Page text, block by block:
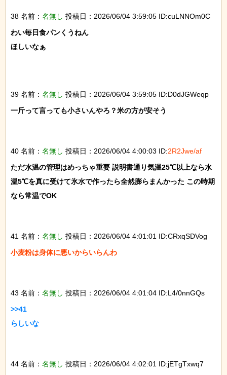
38 名前： 名無し 投稿日：2026/06/04 3:59:05 ID:cuLNNOm0C
わい毎日食パンくうねん
ほしいなぁ
39 名前： 名無し 投稿日：2026/06/04 3:59:05 ID:D0dJGWeqp
一斤って言っても小さいんやろ？米の方が安そう
40 名前： 名無し 投稿日：2026/06/04 4:00:03 ID:2R2Jwe/af
ただ水温の管理はめっちゃ重要 説明書通り気温25℃以上なら水
温5℃を真に受けて氷水で作ったら全然膨らまんかった この時期
なら常温でOK
41 名前： 名無し 投稿日：2026/06/04 4:01:01 ID:CRxqSDVog
小麦粉は身体に悪いからいらんわ
43 名前： 名無し 投稿日：2026/06/04 4:01:04 ID:L4/0nnGQs
>>41
らしいな
44 名前： 名無し 投稿日：2026/06/04 4:02:01 ID:jETgTxwq7